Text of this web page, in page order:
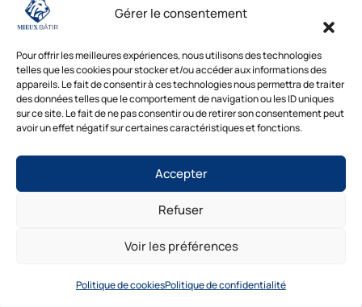
Gérer le consentement
Pour offrir les meilleures expériences, nous utilisons des technologies
telles que les cookies pour stocker et/ou accéder aux informations des
appareils. Le fait de consentir à ces technologies nous permettra de traiter
des données telles que le comportement de navigation ou les ID uniques
sur ce site. Le fait de ne pas consentir ou de retirer son consentement peut
avoir un effet négatif sur certaines caractéristiques et fonctions.
Accepter
Refuser
Voir les préférences
Politique de cookiesPolitique de confidentialité
St-Cannat : 04.42.36.29.99
Cavaillon : 04.84.85.88.94
Le Beausset : 04.94.38.22.19
© Mieux Bâtir – Tous droits réservés |
Politique de confidentialité|
Accessibilité
Site réalisé par Mieux Bâtir
Besoin d’un diagnostic ?
Nos experts vous répondentsous 48h
1. Inspection gratuite →2. Devis clair →3.